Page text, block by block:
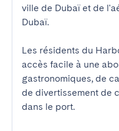
ville de Dubaï et de
Dubaï.
Les résidents du
accès facile à une
gastronomiques, de
de divertissement de
dans le port.